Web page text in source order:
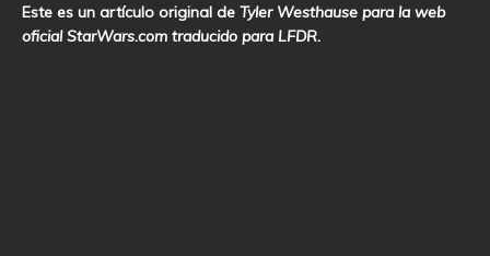
Este es un artículo original de Tyler Westhause para la web
oficial StarWars.com traducido para LFDR.